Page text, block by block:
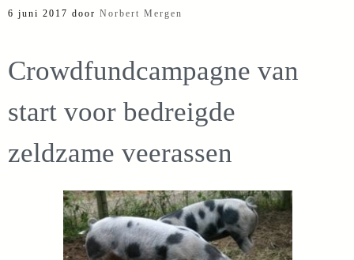
6 juni 2017 door Norbert Mergen
Crowdfundcampagne van
start voor bedreigde
zeldzame veerassen